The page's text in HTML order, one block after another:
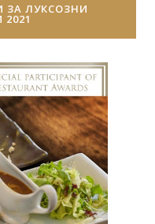
ЗА ЛУКСОЗНИ